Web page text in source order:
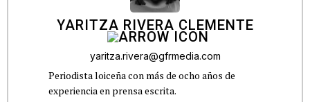
YARITZA RIVERA CLEMENTE
yaritza.rivera@gfrmedia.com
Periodista loiceña con más de ocho años de
experiencia en prensa escrita.